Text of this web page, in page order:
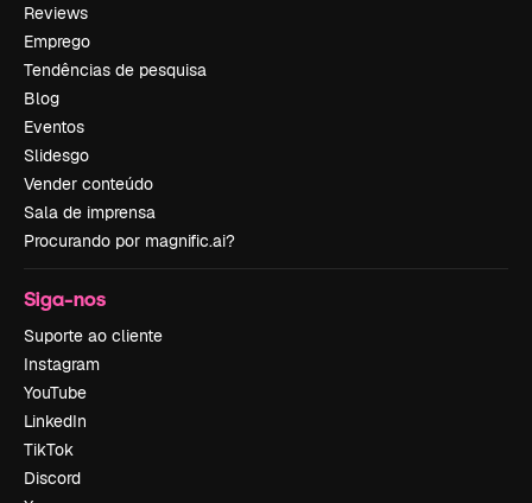
Reviews
Emprego
Tendências de pesquisa
Blog
Eventos
Slidesgo
Vender conteúdo
Sala de imprensa
Procurando por magnific.ai?
Siga-nos
Suporte ao cliente
Instagram
YouTube
LinkedIn
TikTok
Discord